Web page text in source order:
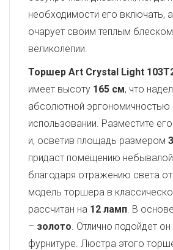
необходимости его включать,
очарует своим теплым
великолепии.
Торшер Art Crystal Light
имеет высоту 165 см, что
абсолютной эргономичностью
использовании. Разместите
и, осветив площадь размером
придаст помещению небывалой
благодаря отражению света
модель торшера в
рассчитан на 12 ламп. В
– золото. Отлично подойдет
фурнитуре. Люстра этого